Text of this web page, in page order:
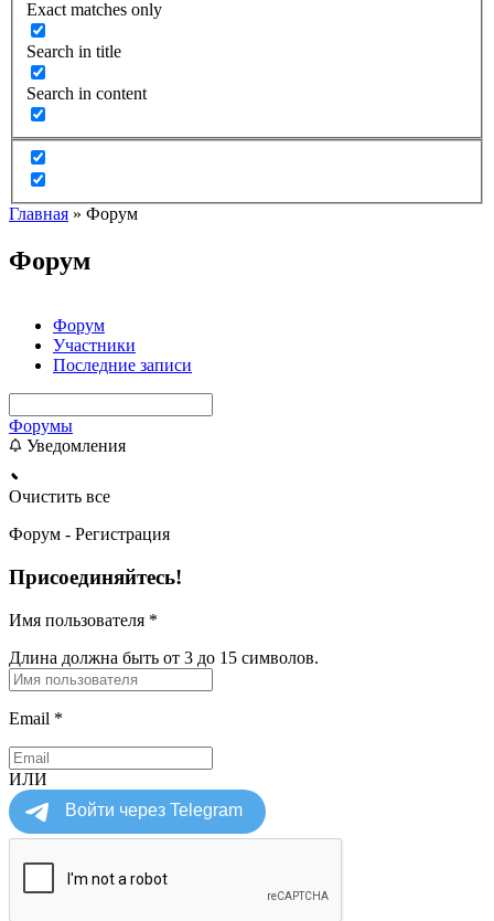
Exact matches only
Search in title
Search in content
Главная » Форум
Форум
Форум
Участники
Последние записи
Форумы
Уведомления
Очистить все
Форум - Регистрация
Присоединяйтесь!
Имя пользователя *
Длина должна быть от 3 до 15 символов.
Email *
ИЛИ